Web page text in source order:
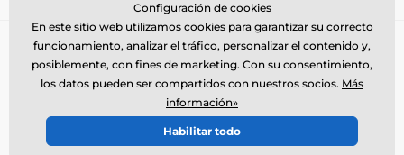
Activación de servicios GSM
Tras la compra,
active el localizador GPS en la web del
y elija la tarifa mensual
servicios asociados a la comunicación entre el
localizador GPS y su teléfono.
© 2026 www.electro-collares.es ⦁ Tienda electrónica creada por
SIMPLIA.cz
Configuración de cookies
En este sitio web utilizamos cookies para garantizar su correcto
funcionamiento, analizar el tráfico, personalizar el contenido y,
posiblemente, con fines de marketing. Con su consentimiento,
los datos pueden ser compartidos con nuestros socios. Más
información»
Habilitar todo